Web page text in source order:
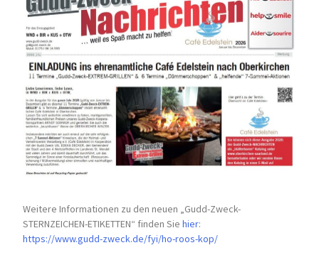
Weitere Informationen zu den neuen „Gudd-Zweck-
STERNZEICHEN-ETIKETTEN“ finden Siehier:
https://www.gudd-zweck.de/fyi/ho-roos-kop/